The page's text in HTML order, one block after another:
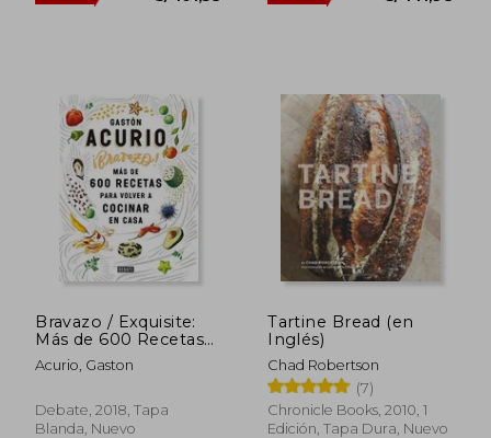
55%
dcto.
S/ 225,74
S/ 101,58
55%
dcto.
Bravazo / Exquisite:
Más de 600 Recetas
Para Cocinar en Casa
Acurio, Gaston
Debate, 2018, Tapa
Blanda, Nuevo
Tartine Bread (en
Inglés)
Chad Robertson
(7)
Chronicle Books, 2010, 1
Edición, Tapa Dura, Nuevo